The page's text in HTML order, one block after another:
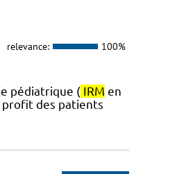
relevance: 100%
pédiatrique ( IRM en
profit des patients